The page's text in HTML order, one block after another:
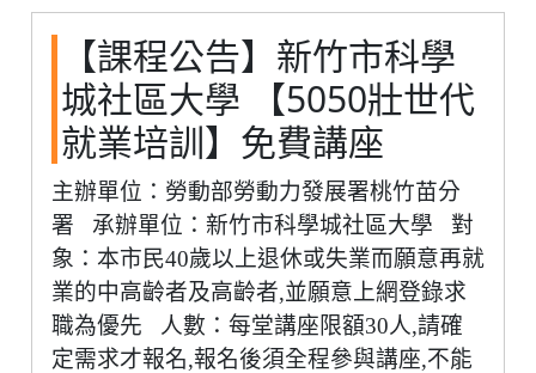
【課程公告】新竹市科學
城社區大學 【5050壯世代
就業培訓】免費講座
主辦單位：勞動部勞動力發展署桃竹苗分
署 承辦單位：新竹市科學城社區大學 對
象：本市民40歲以上退休或失業而願意再就
業的中高齡者及高齡者,並願意上網登錄求
職為優先 人數：每堂講座限額30人,請確
定需求才報名,報名後須全程參與講座,不能